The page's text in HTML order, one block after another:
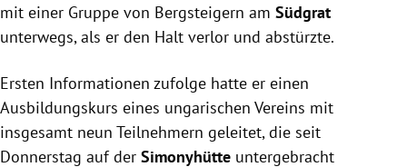
mit einer Gruppe von Bergsteigern am Südgrat
unterwegs, als er den Halt verlor und abstürzte.
Ersten Informationen zufolge hatte er einen
Ausbildungskurs eines ungarischen Vereins mit
insgesamt neun Teilnehmern geleitet, die seit
Donnerstag auf der Simonyhütte untergebracht